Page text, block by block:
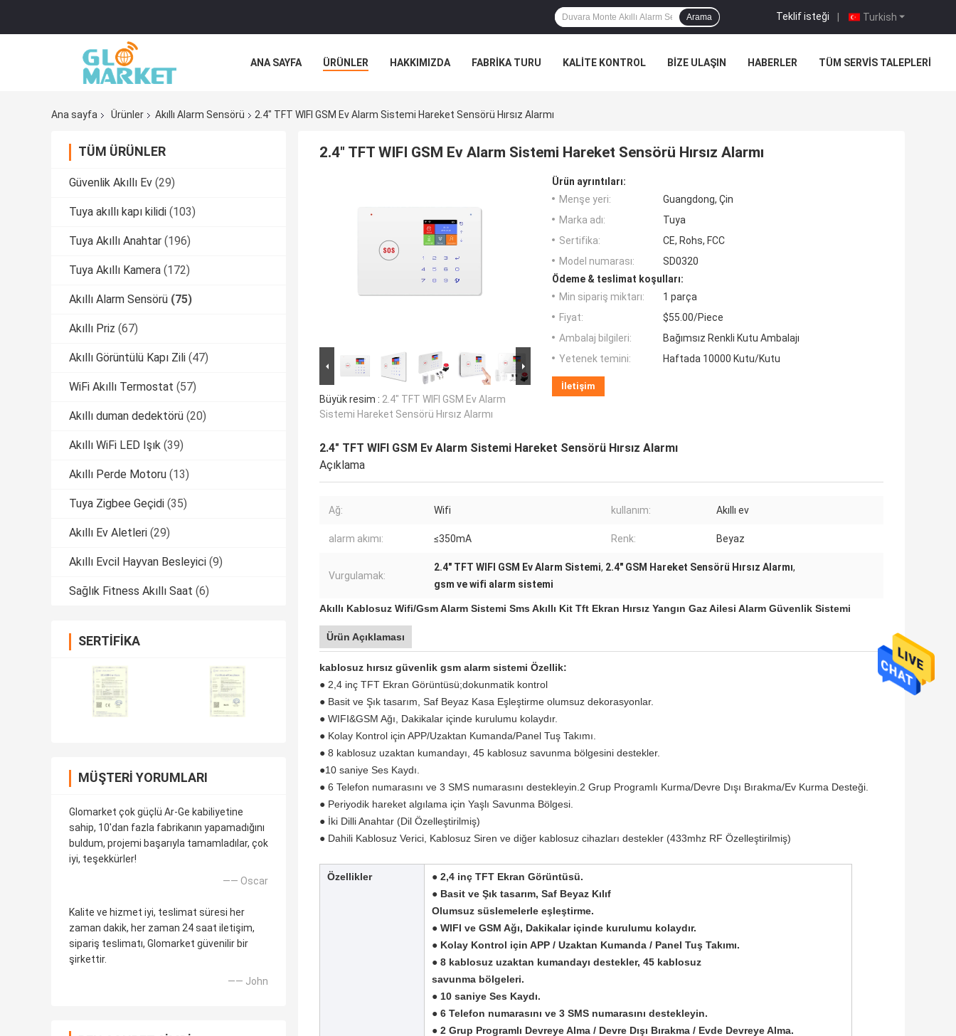
Turkish
Teklif isteği |
Arama
ANA SAYFA ÜRÜNLER HAKKIMIZDA FABRIKA TURU KALITE KONTROL BIZE ULAŞIN HABERLER TÜM SERVIS TALEPLERI
Ana sayfa Ürünler Akıllı Alarm Sensörü 2.4" TFT WIFI GSM Ev Alarm Sistemi Hareket Sensörü Hırsız Alarmı
TÜM ÜRÜNLER
Güvenlik Akıllı Ev (29)
Tuya akıllı kapı kilidi (103)
Tuya Akıllı Anahtar (196)
Tuya Akıllı Kamera (172)
Akıllı Alarm Sensörü (75)
Akıllı Priz (67)
Akıllı Görüntülü Kapı Zili (47)
WiFi Akıllı Termostat (57)
Akıllı duman dedektörü (20)
Akıllı WiFi LED Işık (39)
Akıllı Perde Motoru (13)
Tuya Zigbee Geçidi (35)
Akıllı Ev Aletleri (29)
Akıllı Evcil Hayvan Besleyici (9)
Sağlık Fitness Akıllı Saat (6)
SERTIFIKA
MÜŞTERI YORUMLARI
Glomarket çok güçlü Ar-Ge kabiliyetine
sahip, 10'dan fazla fabrikanın yapamadığını
buldum, projemi başarıyla tamamladılar, çok
iyi, teşekkürler!
—— Oscar
Kalite ve hizmet iyi, teslimat süresi her
zaman dakik, her zaman 24 saat iletişim,
sipariş teslimatı, Glomarket güvenilir bir
şirkettir.
—— John
2.4" TFT WIFI GSM Ev Alarm Sistemi Hareket Sensörü Hırsız Alarmı
Büyük resim : 2.4" TFT WIFI GSM Ev Alarm
Sistemi Hareket Sensörü Hırsız Alarmı
Ürün ayrıntıları:
Menşe yeri:
Guangdong, Çin
Marka adı:
Tuya
Sertifika:
CE, Rohs, FCC
Model numarası:
SD0320
Ödeme & teslimat koşulları:
Min sipariş miktarı:
1 parça
Fiyat:
$55.00/Piece
Ambalaj bilgileri:
Bağımsız Renkli Kutu Ambalajı
Yetenek temini:
Haftada 10000 Kutu/Kutu
İletişim
2.4" TFT WIFI GSM Ev Alarm Sistemi Hareket Sensörü Hırsız Alarmı
Açıklama
Ağ: Wifi kullanım: Akıllı ev
alarm akımı: ≤350mA Renk: Beyaz
Vurgulamak:
2.4" TFT WIFI GSM Ev Alarm Sistemi, 2.4" GSM Hareket Sensörü Hırsız Alarmı,
gsm ve wifi alarm sistemi
Akıllı Kablosuz Wifi/Gsm Alarm Sistemi Sms Akıllı Kit Tft Ekran Hırsız Yangın Gaz Ailesi Alarm Güvenlik Sistemi
Ürün Açıklaması
kablosuz hırsız güvenlik gsm alarm sistemi Özellik:
● 2,4 inç TFT Ekran Görüntüsü;dokunmatik kontrol
● Basit ve Şık tasarım, Saf Beyaz Kasa Eşleştirme olumsuz dekorasyonlar.
● WIFI&GSM Ağı, Dakikalar içinde kurulumu kolaydır.
● Kolay Kontrol için APP/Uzaktan Kumanda/Panel Tuş Takımı.
● 8 kablosuz uzaktan kumandayı, 45 kablosuz savunma bölgesini destekler.
●10 saniye Ses Kaydı.
● 6 Telefon numarasını ve 3 SMS numarasını destekleyin.2 Grup Programlı Kurma/Devre Dışı Bırakma/Ev Kurma Desteği.
● Periyodik hareket algılama için Yaşlı Savunma Bölgesi.
● İki Dilli Anahtar (Dil Özelleştirilmiş)
● Dahili Kablosuz Verici, Kablosuz Siren ve diğer kablosuz cihazları destekler (433mhz RF Özelleştirilmiş)
Özellikler
● 2,4 inç TFT Ekran Görüntüsü.
● Basit ve Şık tasarım, Saf Beyaz Kılıf
Olumsuz süslemelerle eşleştirme.
● WIFI ve GSM Ağı, Dakikalar içinde kurulumu kolaydır.
● Kolay Kontrol için APP / Uzaktan Kumanda / Panel Tuş Takımı.
● 8 kablosuz uzaktan kumandayı destekler, 45 kablosuz
savunma bölgeleri.
● 10 saniye Ses Kaydı.
● 6 Telefon numarasını ve 3 SMS numarasını destekleyin.
● 2 Grup Programlı Devreye Alma / Devre Dışı Bırakma / Evde Devreye Alma.